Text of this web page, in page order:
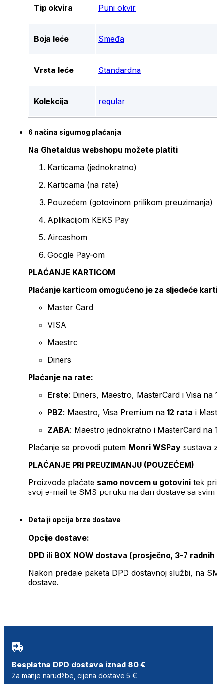
Tip okvira Puni okvir
Boja leće Smeđa
Vrsta leće Standardna
Kolekcija regular
6 načina sigurnog plaćanja
Na Ghetaldus webshopu možete platiti
Karticama (jednokratno)
Karticama (na rate)
Pouzećem (gotovinom prilikom preuzimanja)
Aplikacijom KEKS Pay
Aircashom
Google Pay-om
PLAĆANJE KARTICOM
Plaćanje karticom omogućeno je za sljedeće
Master Card
VISA
Maestro
Diners
Plaćanje na rate:
Erste: Diners, Maestro, MasterCard i Visa na
PBZ: Maestro, Visa Premium na 12 rata i
ZABA: Maestro jednokratno i MasterCard na
Plaćanje se provodi putem Monri WSPay sustava
PLAĆANJE PRI PREUZIMANJU (POUZEĆEM)
Proizvode plaćate samo novcem u gotovini tek
svoj e-mail te SMS poruku na dan dostave sa svim
Detalji opcija brze dostave
Opcije dostave:
DPD ili BOX NOW dostava (prosječno, 3-7 radnih
Nakon predaje paketa DPD dostavnoj službi, na
dostave.
Besplatna DPD dostava iznad 80 €
Za manje narudžbe, cijena dostave 5 €